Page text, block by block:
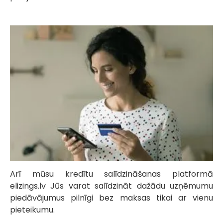
Arī mūsu kredītu salīdzināšanas platformā
elizings.lv Jūs varat salīdzināt dažādu uzņēmumu
piedāvājumus pilnīgi bez maksas tikai ar vienu
pieteikumu.